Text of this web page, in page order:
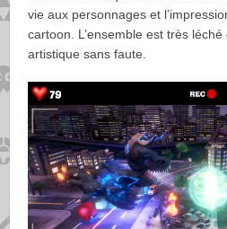
vie aux personnages et
cartoon. L’ensemble est très
artistique sans faute.